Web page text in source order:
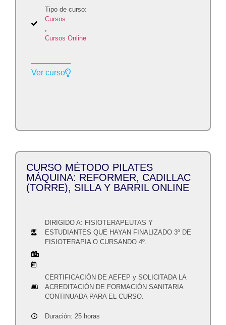
Tipo de curso:
Cursos
,
Cursos Online
Ver curso
CURSO MÉTODO PILATES
MÁQUINA: REFORMER, CADILLAC
(TORRE), SILLA Y BARRIL ONLINE
DIRIGIDO A: FISIOTERAPEUTAS Y
ESTUDIANTES QUE HAYAN FINALIZADO 3º DE
FISIOTERAPIA O CURSANDO 4º.
CERTIFICACIÓN DE AEFEP y SOLICITADA LA
ACREDITACIÓN DE FORMACIÓN SANITARIA
CONTINUADA PARA EL CURSO.
Duración: 25 horas